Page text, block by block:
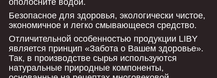
Безопасное для здоровья, экологически чистое,
экономичное и легко смывающееся средство.
Отличительной особенностью продукции LIBY
является принцип «Забота о Вашем здоровье».
Так, в производстве сырья используются
натуральные природные компоненты,